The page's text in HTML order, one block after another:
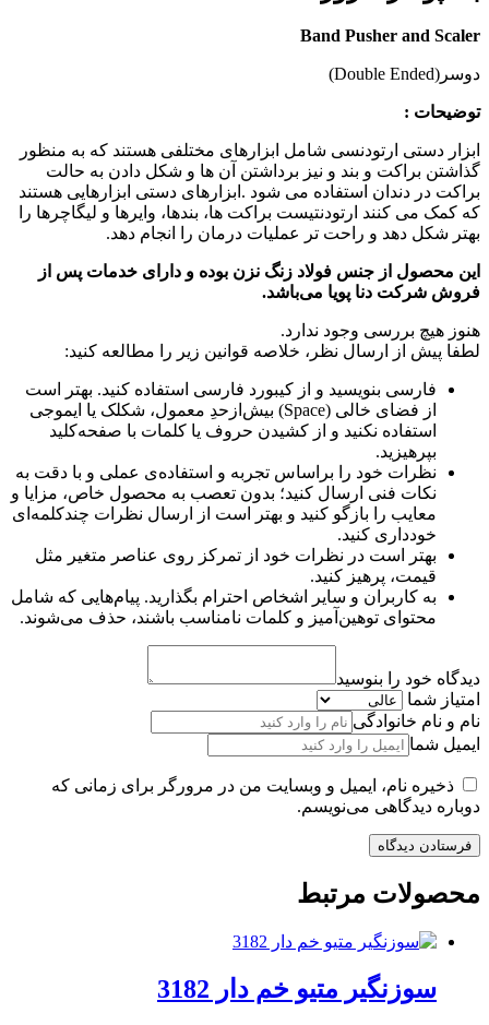
Band Pusher and Scaler
دوسر(Double Ended)
توضیحات :
ابزار دستی ارتودنسی شامل ابزارهای مختلفی هستند که به منظور
گذاشتن براکت و بند و نیز برداشتن آن ها و شکل دادن به حالت
براکت در دندان استفاده می شود .ابزارهای دستی ابزارهایی هستند
که کمک می کنند ارتودنتیست براکت ها، بندها، وایرها و لیگاچرها را
بهتر شکل دهد و راحت تر عملیات درمان را انجام دهد.
این محصول از جنس فولاد زنگ نزن بوده و دارای خدمات پس از
فروش شرکت دنا پویا می‌باشد.
هنوز هیچ بررسی وجود ندارد.
لطفا پیش از ارسال نظر، خلاصه قوانین زیر را مطالعه کنید:
فارسی بنویسید و از کیبورد فارسی استفاده کنید. بهتر است
از فضای خالی (Space) بیش‌از‌حدِ معمول، شکلک یا ایموجی
استفاده نکنید و از کشیدن حروف یا کلمات با صفحه‌کلید
بپرهیزید.
نظرات خود را براساس تجربه و استفاده‌ی عملی و با دقت به
نکات فنی ارسال کنید؛ بدون تعصب به محصول خاص، مزایا و
معایب را بازگو کنید و بهتر است از ارسال نظرات چندکلمه‌‌ای
خودداری کنید.
بهتر است در نظرات خود از تمرکز روی عناصر متغیر مثل
قیمت، پرهیز کنید.
به کاربران و سایر اشخاص احترام بگذارید. پیام‌هایی که شامل
محتوای توهین‌آمیز و کلمات نامناسب باشند، حذف می‌شوند.
دیدگاه خود را بنوسید
امتیاز شما
نام و نام خانوادگی
ایمیل شما
ذخیره نام، ایمیل و وبسایت من در مرورگر برای زمانی که
دوباره دیدگاهی می‌نویسم.
محصولات مرتبط
سوزنگیر متیو خم دار 3182